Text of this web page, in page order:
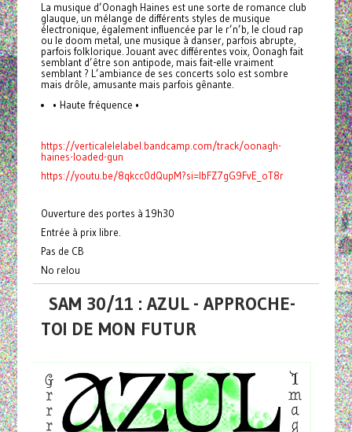
La musique d’Oonagh Haines est une sorte de romance club
glauque, un mélange de différents styles de musique
électronique, également influencée par le r’n’b, le cloud rap
ou le doom metal, une musique à danser, parfois abrupte,
parfois folklorique. Jouant avec différentes voix, Oonagh fait
semblant d’être son antipode, mais fait-elle vraiment
semblant ? L’ambiance de ses concerts solo est sombre
mais drôle, amusante mais parfois gênante.
• Haute fréquence •
https://verticalelelabel.bandcamp.com/track/oonagh-
haines-loaded-gun
https://youtu.be/8qkcc0dQupM?si=IbFZ7gG9FvE_oT8r
Ouverture des portes à 19h30
Entrée à prix libre.
Pas de CB
No relou
SAM 30/11 : AZUL - APPROCHE-
TOI DE MON FUTUR